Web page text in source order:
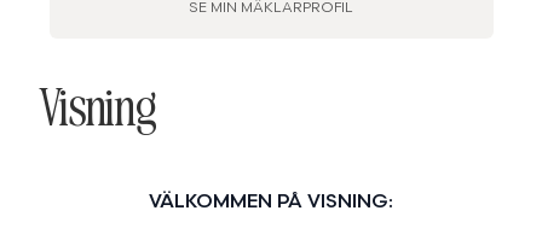
SE MIN MÄKLARPROFIL
Visning
VÄLKOMMEN PÅ VISNING: